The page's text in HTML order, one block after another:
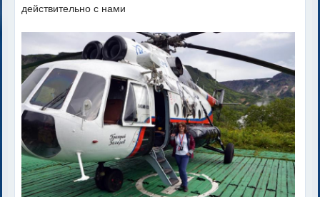
действительно с нами